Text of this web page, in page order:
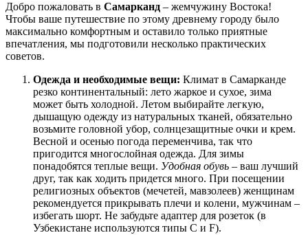
Добро пожаловать в Самарканд – жемчужину Востока!
Чтобы ваше путешествие по этому древнему городу было
максимально комфортным и оставило только приятные
впечатления, мы подготовили несколько практических
советов.
Одежда и необходимые вещи: Климат в Самарканде
резко континентальный: лето жаркое и сухое, зима
может быть холодной. Летом выбирайте легкую,
дышащую одежду из натуральных тканей, обязательно
возьмите головной убор, солнцезащитные очки и крем.
Весной и осенью погода переменчива, так что
пригодится многослойная одежда. Для зимы
понадобятся теплые вещи. Удобная обувь – ваш лучший
друг, так как ходить придется много. При посещении
религиозных объектов (мечетей, мавзолеев) женщинам
рекомендуется прикрывать плечи и колени, мужчинам –
избегать шорт. Не забудьте адаптер для розеток (в
Узбекистане используются типы C и F).